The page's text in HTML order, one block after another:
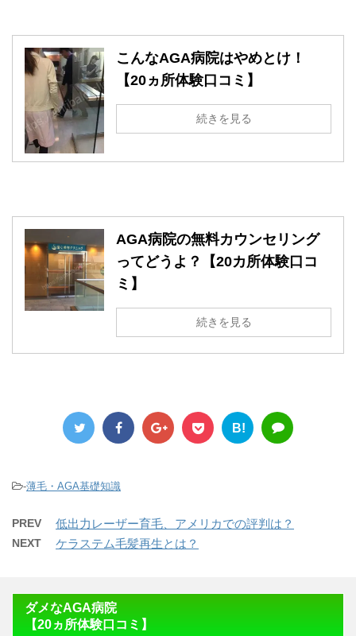
こんなAGA病院はやめとけ！
【20ヵ所体験口コミ】
続きを見る
AGA病院の無料カウンセリング
ってどうよ？【20カ所体験口コ
ミ】
続きを見る
B!
-薄毛・AGA基礎知識
PREV 低出力レーザー育毛、アメリカでの評判は？
NEXT ケラステム毛髪再生とは？
ダメなAGA病院
【20ヵ所体験口コミ】